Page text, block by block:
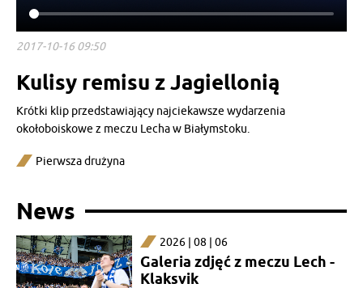
2017-10-16 09:50
Kulisy remisu z Jagiellonią
Krótki klip przedstawiający najciekawsze wydarzenia
okołoboiskowe z meczu Lecha w Białymstoku.
Pierwsza drużyna
News
2026 | 08 | 06
Galeria zdjęć z meczu Lech -
Klaksvik